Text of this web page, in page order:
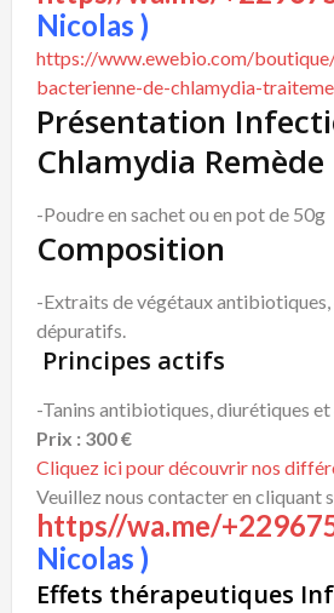
Nicolas )
https://www.ewebio.com/
bacterienne-de-chlamydia-
Présentation
Chlamydia
-Poudre en sachet ou en pot de 50g
Composition
-Extraits de végétaux
dépuratifs.
Principes actifs
-Tanins antibiotiques, diurétiques
Prix : 300 €
Cliquez ici pour découvrir nos
Veuillez nous contacter en cliquant
https//wa.me/
Nicolas )